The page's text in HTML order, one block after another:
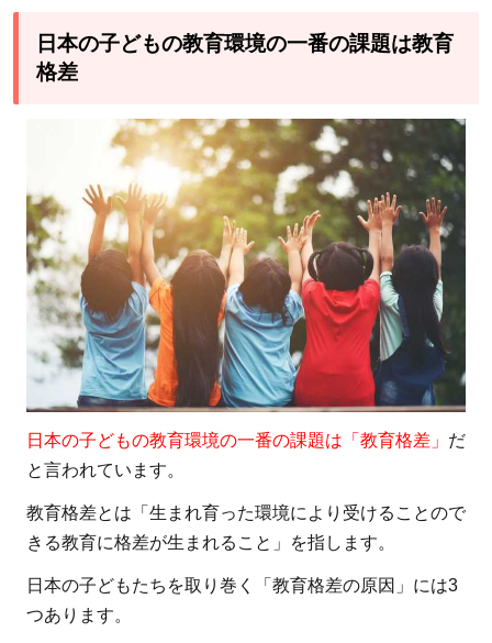
本
の
教
育
環
境
の
一
番
の
課
題
教
育
格
差
日本の子どもの教育環境の一番の課題は教育
格差
日本の子どもの教育環境の一番の課題は「教育格差」 だ
と言われています。
教育格差とは「生まれ育った環境により受けることので
きる教育に格差が生まれること」を指します。
日本の子どもたちを取り巻く「教育格差の原因」には3
つあります。